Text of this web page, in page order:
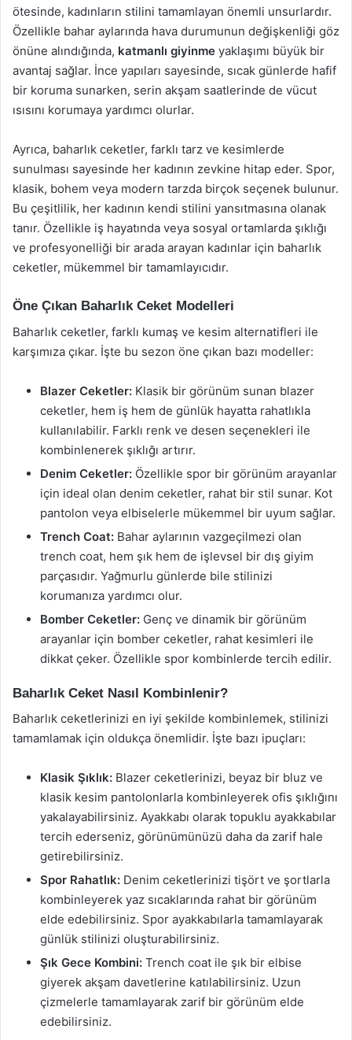
ötesinde, kadınların stilini tamamlayan önemli unsurlardır.
Özellikle bahar aylarında hava durumunun değişkenliği göz
önüne alındığında, katmanlı giyinme yaklaşımı büyük bir
avantaj sağlar. İnce yapıları sayesinde, sıcak günlerde hafif
bir koruma sunarken, serin akşam saatlerinde de vücut
ısısını korumaya yardımcı olurlar.
Ayrıca, baharlık ceketler, farklı tarz ve kesimlerde
sunulması sayesinde her kadının zevkine hitap eder. Spor,
klasik, bohem veya modern tarzda birçok seçenek bulunur.
Bu çeşitlilik, her kadının kendi stilini yansıtmasına olanak
tanır. Özellikle iş hayatında veya sosyal ortamlarda şıklığı
ve profesyonelliği bir arada arayan kadınlar için baharlık
ceketler, mükemmel bir tamamlayıcıdır.
Öne Çıkan Baharlık Ceket Modelleri
Baharlık ceketler, farklı kumaş ve kesim alternatifleri ile
karşımıza çıkar. İşte bu sezon öne çıkan bazı modeller:
Blazer Ceketler: Klasik bir görünüm sunan blazer
ceketler, hem iş hem de günlük hayatta rahatlıkla
kullanılabilir. Farklı renk ve desen seçenekleri ile
kombinlenerek şıklığı artırır.
Denim Ceketler: Özellikle spor bir görünüm arayanlar
için ideal olan denim ceketler, rahat bir stil sunar. Kot
pantolon veya elbiselerle mükemmel bir uyum sağlar.
Trench Coat: Bahar aylarının vazgeçilmezi olan
trench coat, hem şık hem de işlevsel bir dış giyim
parçasıdır. Yağmurlu günlerde bile stilinizi
korumanıza yardımcı olur.
Bomber Ceketler: Genç ve dinamik bir görünüm
arayanlar için bomber ceketler, rahat kesimleri ile
dikkat çeker. Özellikle spor kombinlerde tercih edilir.
Baharlık Ceket Nasıl Kombinlenir?
Baharlık ceketlerinizi en iyi şekilde kombinlemek, stilinizi
tamamlamak için oldukça önemlidir. İşte bazı ipuçları:
Klasik Şıklık: Blazer ceketlerinizi, beyaz bir bluz ve
klasik kesim pantolonlarla kombinleyerek ofis şıklığını
yakalayabilirsiniz. Ayakkabı olarak topuklu ayakkabılar
tercih ederseniz, görünümünüzü daha da zarif hale
getirebilirsiniz.
Spor Rahatlık: Denim ceketlerinizi tişört ve şortlarla
kombinleyerek yaz sıcaklarında rahat bir görünüm
elde edebilirsiniz. Spor ayakkabılarla tamamlayarak
günlük stilinizi oluşturabilirsiniz.
Şık Gece Kombini: Trench coat ile şık bir elbise
giyerek akşam davetlerine katılabilirsiniz. Uzun
çizmelerle tamamlayarak zarif bir görünüm elde
edebilirsiniz.